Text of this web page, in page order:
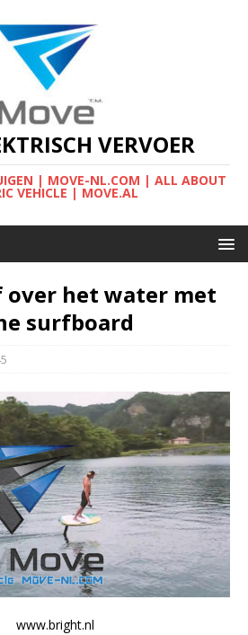
VERVOER
| MOVE-NL.COM | ALL ABOUT
VEHICLE | MOVE.AL
over het water met
surfboard